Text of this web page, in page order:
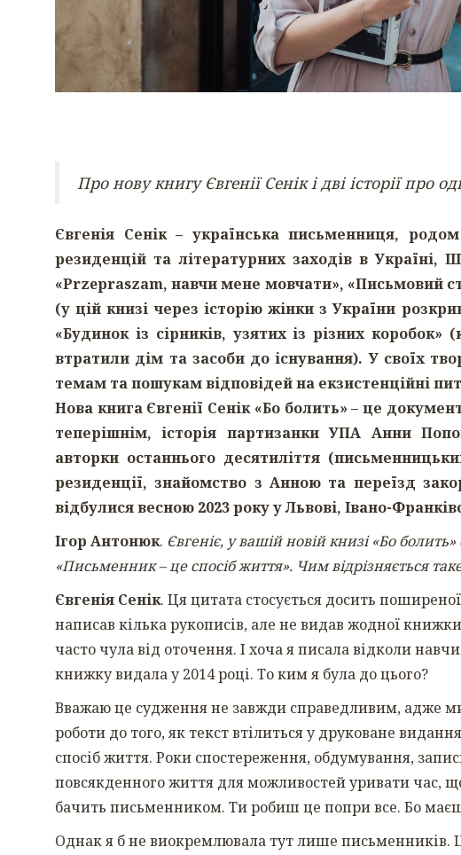
Про нову книгу Євгенії Сенік і дві історії про
Євгенія Сенік – українська письменниця,
резиденцій та літературних заходів в Україні,
«Przepraszam, навчи мене мовчати», «Письмовий
(у цій книзі через історію жінки з України
«Будинок із сірників, узятих із різних
втратили дім та засоби до існування). У своїх
темам та пошукам відповідей на екзистенційні
Нова книга Євгенії Сенік «Бо болить» – це
теперішнім, історія партизанки УПА Анни
авторки останнього десятиліття
резиденції, знайомство з Анною та переїзд
відбулися весною 2023 року у Львові, Івано-
Ігор Антонюк. Євгеніє, у вашій новій книзі «Бо
«Письменник – це спосіб життя». Чим відрізняється
Євгенія Сенік. Ця цитата стосується досить
написав кілька рукописів, але не видав жодної
часто чула від оточення. І хоча я писала відколи
книжку видала у 2014 році. То ким я була до цього?
Вважаю це судження не завжди справедливим, адже
роботи до того, як текст втілиться у друковане
спосіб життя. Роки спостереження, обдумування,
повсякденного життя для можливостей уривати час,
бачить письменником. Ти робиш це попри все. Бо
Однак я б не виокремлювала тут лише письменників.